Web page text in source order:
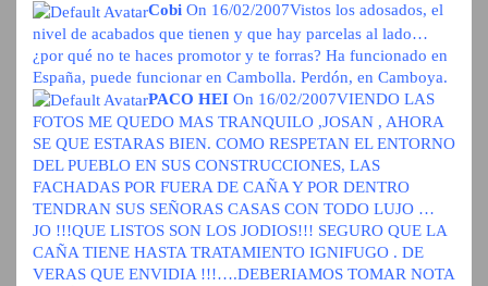
Cobi On 16/02/2007Vistos los adosados, el
nivel de acabados que tienen y que hay parcelas al lado…
¿por qué no te haces promotor y te forras? Ha funcionado en
España, puede funcionar en Cambolla. Perdón, en Camboya.
PACO HEI On 16/02/2007VIENDO LAS
FOTOS ME QUEDO MAS TRANQUILO ,JOSAN , AHORA
SE QUE ESTARAS BIEN. COMO RESPETAN EL ENTORNO
DEL PUEBLO EN SUS CONSTRUCCIONES, LAS
FACHADAS POR FUERA DE CAÑA Y POR DENTRO
TENDRAN SUS SEÑORAS CASAS CON TODO LUJO …
JO !!!QUE LISTOS SON LOS JODIOS!!! SEGURO QUE LA
CAÑA TIENE HASTA TRATAMIENTO IGNIFUGO . DE
VERAS QUE ENVIDIA !!!….DEBERIAMOS TOMAR NOTA